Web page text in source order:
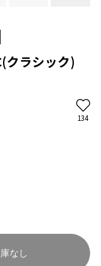
クラシック)
134
なし